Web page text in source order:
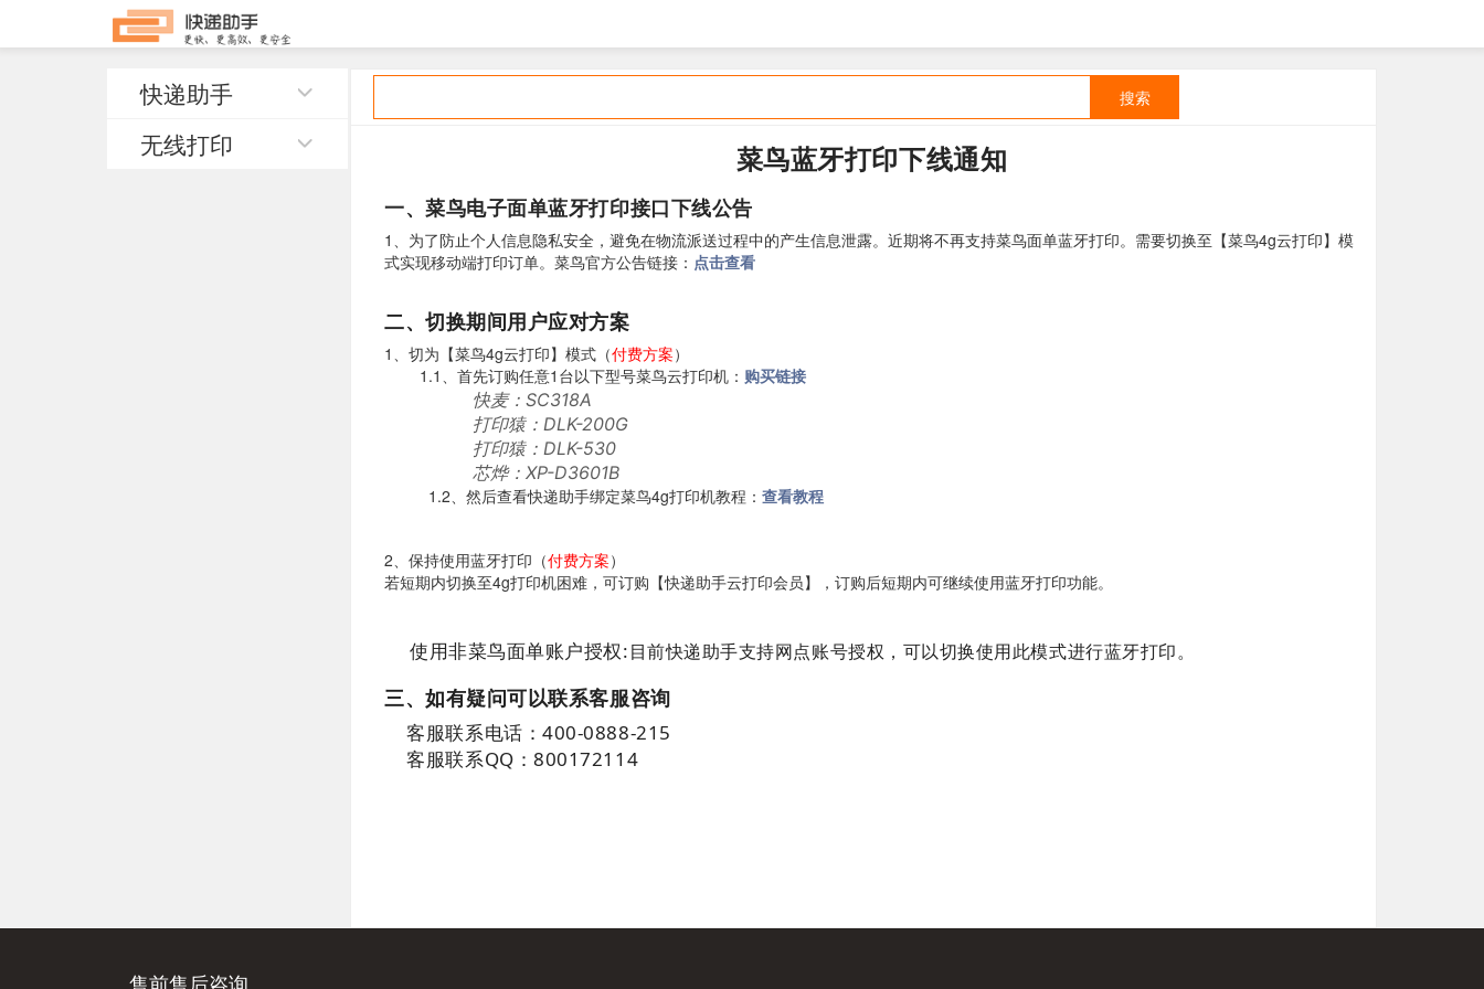
快递助手
无线打印
搜索
菜鸟蓝牙打印下线通知
一、菜鸟电子面单蓝牙打印接口下线公告
1、为了防止个人信息隐私安全，避免在物流派送过程中的产生信息泄露。近期将不再支持菜鸟面单蓝牙打印。需要切换至【菜鸟4g云打印】模
式实现移动端打印订单。菜鸟官方公告链接： 点击查看
二、切换期间用户应对方案
1、切为【菜鸟4g云打印】模式（付费方案）
1.1、首先订购任意1 台以下型号菜鸟云打印机： 购买链接
快麦： SC318A
打印猿： DLK-200G
打印猿： DLK-530
芯烨： XP-D3601B
1.2、然后查看快递助手绑定菜鸟4g打印机教程： 查看教程
2、保持使用蓝牙打印（付费方案）
若短期内切换至4g打印机困难，可订购【快递助手云打印会员】，订购后短期内可继续使用蓝牙打印功能。
使用非菜鸟面单账户授权: 目前快递助手支持网点账号授权，可以切换使用此模式进行蓝牙打印。
三、如有疑问可以联系客服咨询
客服联系电话：400-0888-215
客服联系QQ：800172114
售前售后咨询